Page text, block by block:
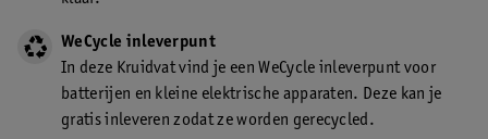
WeCycle inleverpunt
In deze Kruidvat vind je een WeCycle inleverpunt voor
batterijen en kleine elektrische apparaten. Deze kan je
gratis inleveren zodat ze worden gerecycled.